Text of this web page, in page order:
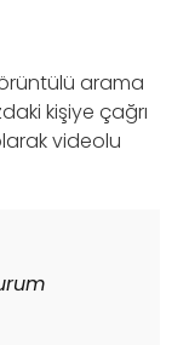
arama
kişiye çağrı
videolu